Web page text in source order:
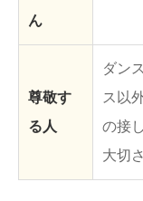
ん
尊敬す
る人
ダン
ス以
の接
大切